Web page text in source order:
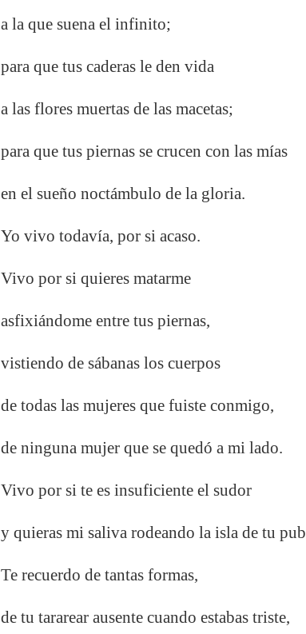
a la que suena el infinito;
para que tus caderas le den vida
a las flores muertas de las macetas;
para que tus piernas se crucen con las mías
en el sueño noctámbulo de la gloria.
Yo vivo todavía, por si acaso.
Vivo por si quieres matarme
asfixiándome entre tus piernas,
vistiendo de sábanas los cuerpos
de todas las mujeres que fuiste conmigo,
de ninguna mujer que se quedó a mi lado.
Vivo por si te es insuficiente el sudor
y quieras mi saliva rodeando la isla de tu
Te recuerdo de tantas formas,
de tu tararear ausente cuando estabas triste,